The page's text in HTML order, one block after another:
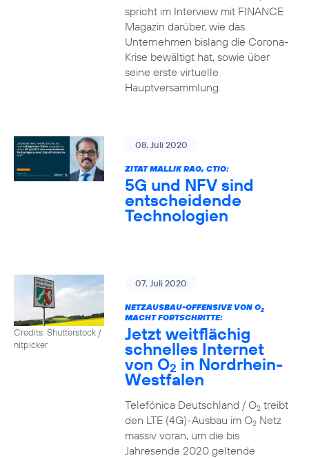
spricht im Interview mit FINANCE
Magazin darüber, wie das
Unternehmen bislang die Corona-
Krise bewältigt hat, sowie über
seine erste virtuelle
Hauptversammlung.
08. Juli 2020
ZITAT MALLIK RAO, CTIO:
5G und NFV sind
entscheidende
Technologien
Credits: Shutterstock /
nitpicker
07. Juli 2020
NETZAUSBAU-OFFENSIVE VON O2
MACHT FORTSCHRITTE:
Jetzt weitflächig
schnelles Internet
von O2 in Nordrhein-
Westfalen
Telefónica Deutschland / O2treibt
den LTE (4G)-Ausbau im O2Netz
massiv voran, um die bis
Jahresende 2020 geltende